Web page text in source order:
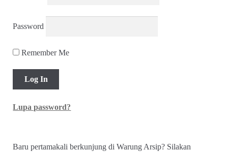
Password
Remember Me
Lupa password?
Baru pertamakali berkunjung di Warung Arsip? Silakan